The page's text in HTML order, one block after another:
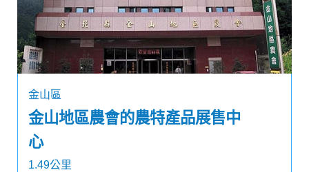
金山區
金山地區農會的農特產品展售中
心
1.49公里